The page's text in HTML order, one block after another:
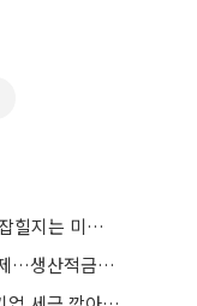
“부동산 세제 큰 틀엔 공감⋯서울 집값 잡힐지는 미지수”
반도체·이차전지 국내 생산하면 세액공제…생산적금융 ISA 신설